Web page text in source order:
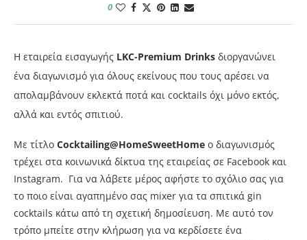
0
Η εταιρεία εισαγωγής LKC-Premium Drinks διοργανώνει
ένα διαγωνισμό για όλους εκείνους που τους αρέσει να
απολαμβάνουν εκλεκτά ποτά και cocktails όχι μόνο εκτός,
αλλά και εντός σπιτιού.
Με τίτλο Cocktailing@HomeSweetHome ο διαγωνισμός
τρέχει στα κοινωνικά δίκτυα της εταιρείας σε Facebook και
Instagram. Για να λάβετε μέρος αφήστε το σχόλιο σας για
το ποιο είναι αγαπημένο σας mixer για τα σπιτικά gin
cocktails κάτω από τη σχετική δημοσίευση. Με αυτό τον
τρόπο μπείτε στην κλήρωση για να κερδίσετε ένα